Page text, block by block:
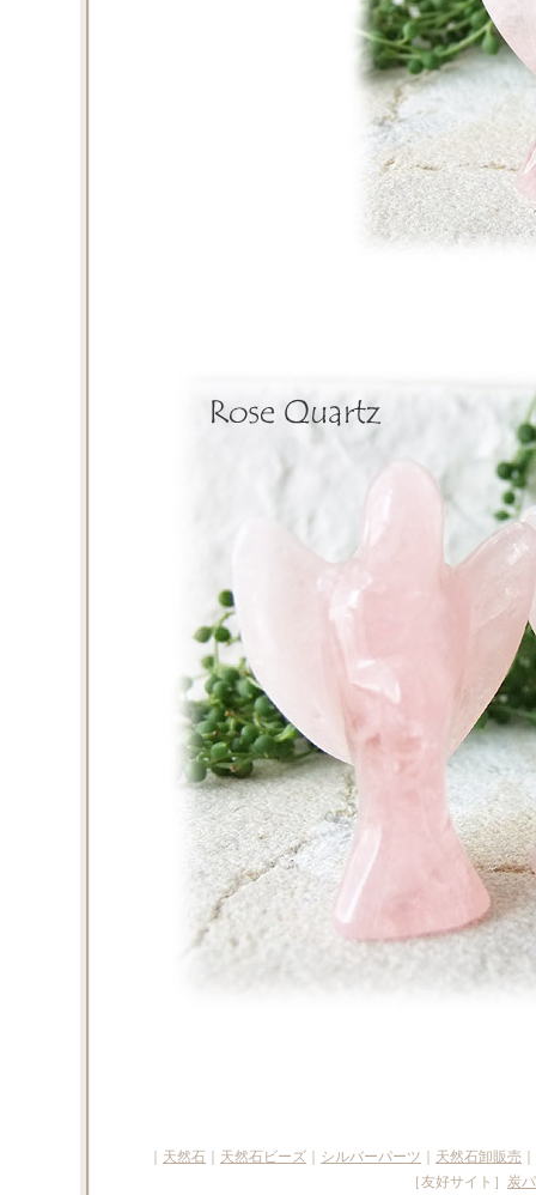
天然石 天然石ビーズ シルバーパーツ 天然石卸販売
［友好サイト］ 炭